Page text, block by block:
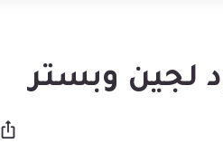
لجين وبستر